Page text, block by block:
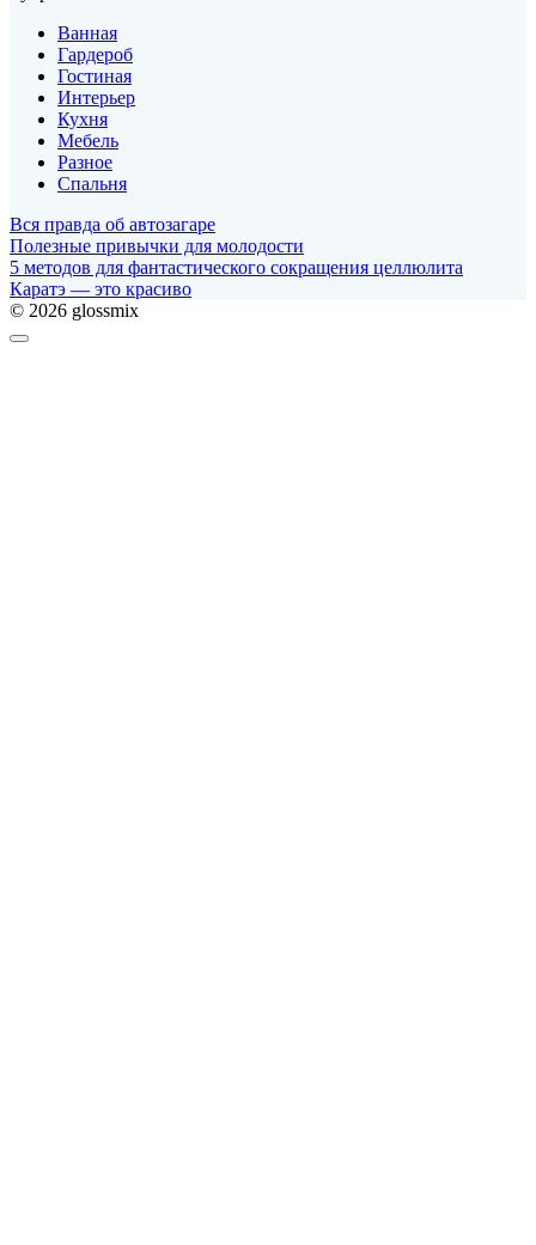
Ванная
Гардероб
Гостиная
Интерьер
Кухня
Мебель
Разное
Спальня
Вся правда об автозагаре
Полезные привычки для молодости
5 методов для фантастического сокращения целлюлита
Каратэ — это красиво
© 2026 glossmix